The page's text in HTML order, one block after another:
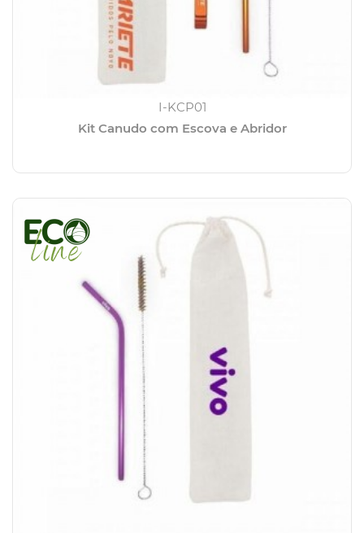
I-KCP01
Kit Canudo com Escova e Abridor